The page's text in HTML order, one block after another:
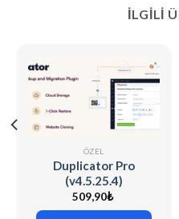
İLGILI
ÖZEL
Duplicator Pro
(v4.5.25.4)
WordPress Site
Migration & Backup
509,90₺